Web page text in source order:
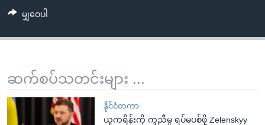
သို့
မျှဝေပါ
ဆက်စပ်သတင်းများ ...
နိုင်ငံတကာ
ယူကရိန်းကို ကူညီမှု ရပ်မပစ်ဖို့ Zelenskyy